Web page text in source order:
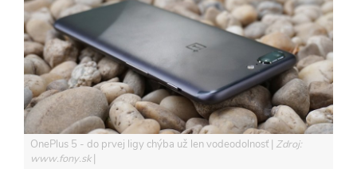
OnePlus 5 - do prvej ligy chýba už len vodeodolnosť Zdroj:
www.fony.sk